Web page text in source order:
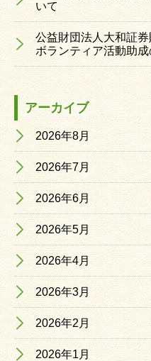
いて
公益財団法人大和証券
ボランティア活動助
アーカイブ
2026年8月
2026年7月
2026年6月
2026年5月
2026年4月
2026年3月
2026年2月
2026年1月